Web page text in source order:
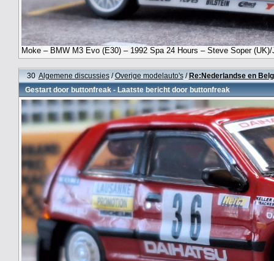
Moke – BMW M3 Evo (E30) – 1992 Spa 24 Hours – Steve Soper
30 Algemene discussies/Overige modelauto's/Re:Nederlandse en
Gestart doorbuttonfreak- Laatste bericht doorbuttonfreak